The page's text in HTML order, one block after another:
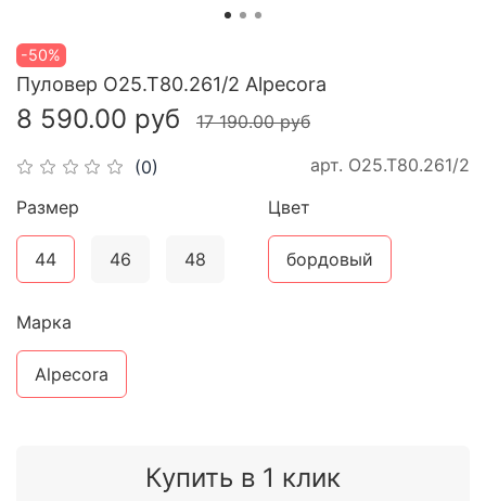
-50%
(0) арт. О25.Т80.261/2
Пуловер О25.Т80.261/2 Alpecora
8 590.00 руб 17 190.00 руб
Купить в 1 клик
Размер
44 46 48
Цвет
бордовый
Марка
Alpecora